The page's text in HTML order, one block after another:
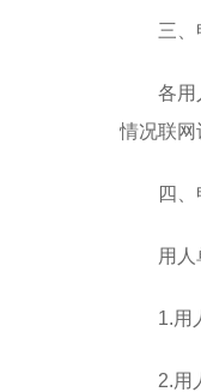
三、
各用
情况联网
四
用
1.用
2.用